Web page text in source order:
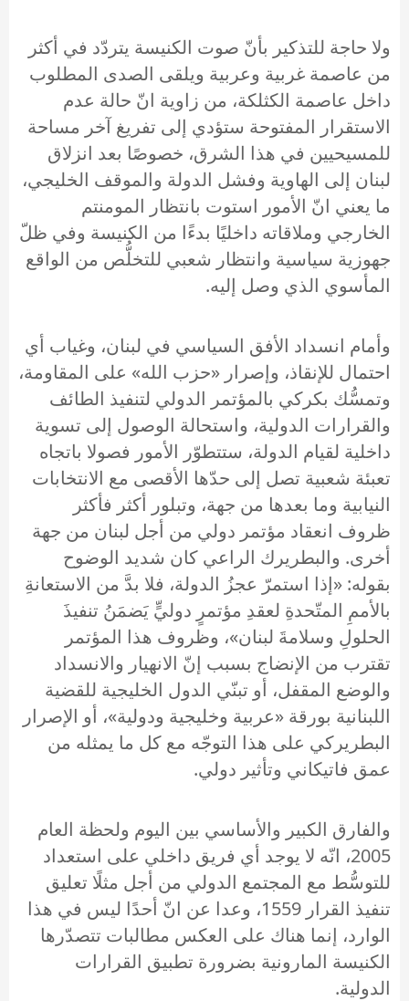
ولا حاجة للتذكير بأنّ صوت الكنيسة يتردّد في أكثر
من عاصمة غربية وعربية ويلقى الصدى المطلوب
داخل عاصمة الكثلكة، من زاوية انّ حالة عدم
الاستقرار المفتوحة ستؤدي إلى تفريغ آخر مساحة
للمسيحيين في هذا الشرق، خصوصًا بعد انزلاق
لبنان إلى الهاوية وفشل الدولة والموقف الخليجي،
ما يعني انّ الأمور استوت بانتظار المومنتم
الخارجي وملاقاته داخليًا بدءًا من الكنيسة وفي ظلّ
جهوزية سياسية وانتظار شعبي للتخلُّص من الواقع
المأسوي الذي وصل إليه.
وأمام انسداد الأفق السياسي في لبنان، وغياب أي
احتمال للإنقاذ، وإصرار «حزب الله» على المقاومة،
وتمسُّك بكركي بالمؤتمر الدولي لتنفيذ الطائف
والقرارات الدولية، واستحالة الوصول إلى تسوية
داخلية لقيام الدولة، ستتطوّر الأمور فصولا باتجاه
تعبئة شعبية تصل إلى حدّها الأقصى مع الانتخابات
النيابية وما بعدها من جهة، وتبلور أكثر فأكثر
ظروف انعقاد مؤتمر دولي من أجل لبنان من جهة
أخرى. والبطريرك الراعي كان شديد الوضوح
بقوله: «إذا استمرّ عجزُ الدولة، فلا بدَّ من الاستعانةِ
بالأممِ المتّحدةِ لعقدِ مؤتمرٍ دوليٍّ يَضمَنُ تنفيذَ
الحلولِ وسلامةَ لبنان»، وظروف هذا المؤتمر
تقترب من الإنضاج بسبب إنّ الانهيار والانسداد
والوضع المقفل، أو تبنّي الدول الخليجية للقضية
اللبنانية بورقة «عربية وخليجية ودولية»، أو الإصرار
البطريركي على هذا التوجّه مع كل ما يمثله من
عمق فاتيكاني وتأثير دولي.
والفارق الكبير والأساسي بين اليوم ولحظة العام
2005، انّه لا يوجد أي فريق داخلي على استعداد
للتوسُّط مع المجتمع الدولي من أجل مثلًا تعليق
تنفيذ القرار 1559، وعدا عن انّ أحدًا ليس في هذا
الوارد، إنما هناك على العكس مطالبات تتصدّرها
الكنيسة المارونية بضرورة تطبيق القرارات
الدولية.